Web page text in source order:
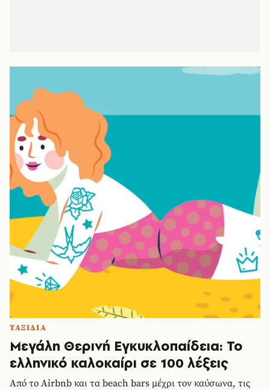
ΤΑΞΙΔΙΑ
Μεγάλη Θερινή Εγκυκλοπαίδεια: Το
ελληνικό καλοκαίρι σε 100 λέξεις
Από το Airbnb και τα beach bars μέχρι τον καύσωνα, τις